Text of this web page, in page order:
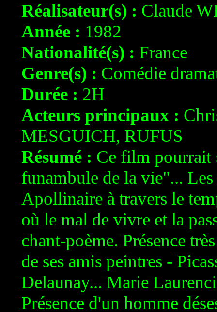
Réalisateur(s) : Claude
Année : 1982
Nationalité(s) : France
Genre(s) : Comédie
Durée : 2H
Acteurs principaux :
MESGUICH, RUFUS
Résumé : Ce film pourrait
funambule de la vie"...
Apollinaire à travers le
où le mal de vivre et la
chant-poème. Présence
de ses amis peintres -
Delaunay... Marie
Présence d'un homme